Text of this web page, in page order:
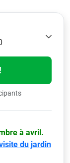
à avril.
du jardin